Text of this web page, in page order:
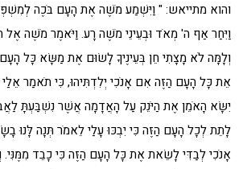
והוא מתייאש: " וַיִּשְׁמַע מֹשֶׁה אֶת הָעָם בֹּכֶה
וַיִּחַר אַף ה' מְאֹד וּבְעֵינֵי מֹשֶׁה רָע. וַיֹּאמֶר מֹשֶׁה
וְלָמָּה לֹא מָצָתִי חֵן בְּעֵינֶיךָ לָשׂוּם אֶת מַשָּׂא כָּל הָעָם
אֵת כָּל הָעָם הַזֶּה אִם אָנֹכִי יְלִדְתִּיהוּ, כִּי תֹאמַר
יִשָּׂא הָאֹמֵן אֶת הַיֹּנֵק עַל הָאֲדָמָה אֲשֶׁר נִשְׁבַּעְתָּ
לָתֵת לְכָל הָעָם הַזֶּה כִּי יִבְכּוּ עָלַי לֵאמֹר תְּנָה לָּנוּ
אָנֹכִי לְבַדִּי לָשֵׂאת אֶת כָּל הָעָם הַזֶּה כִּי כָבֵד